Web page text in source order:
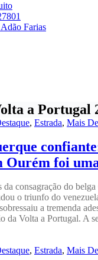
Farias
a Portugal
, Estrada, Mais
Ourém foi
da consagração do
o triunfo do
a tremenda
da Volta a Portugal. A
, Estrada, Mais